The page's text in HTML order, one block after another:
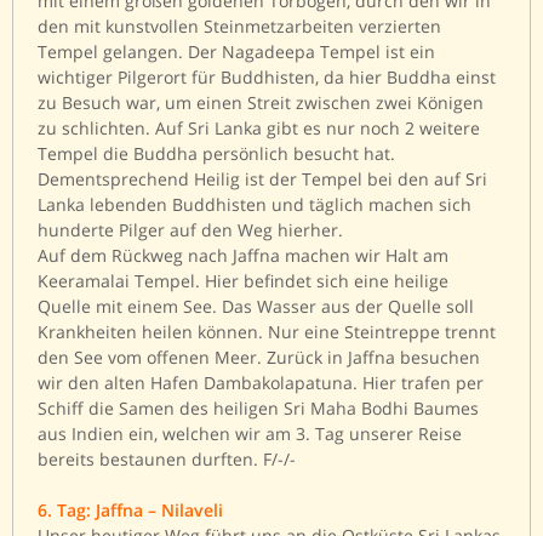
den mit kunstvollen Steinmetzarbeiten verzierten
Tempel gelangen. Der Nagadeepa Tempel ist ein
wichtiger Pilgerort für Buddhisten, da hier Buddha einst
zu Besuch war, um einen Streit zwischen zwei Königen
zu schlichten. Auf Sri Lanka gibt es nur noch 2 weitere
Tempel die Buddha persönlich besucht hat.
Dementsprechend Heilig ist der Tempel bei den auf Sri
Lanka lebenden Buddhisten und täglich machen sich
hunderte Pilger auf den Weg hierher.
Auf dem Rückweg nach Jaffna machen wir Halt am
Keeramalai Tempel. Hier befindet sich eine heilige
Quelle mit einem See. Das Wasser aus der Quelle soll
Krankheiten heilen können. Nur eine Steintreppe trennt
den See vom offenen Meer. Zurück in Jaffna besuchen
wir den alten Hafen Dambakolapatuna. Hier trafen per
Schiff die Samen des heiligen Sri Maha Bodhi Baumes
aus Indien ein, welchen wir am 3. Tag unserer Reise
bereits bestaunen durften. F/-/-
6. Tag: Jaffna – Nilaveli